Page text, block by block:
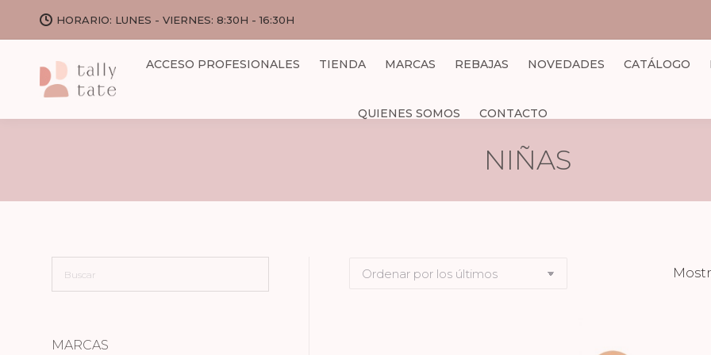
HORARIO: LUNES - VIERNES: 8:30H - 16:30H
ACCESO PROFESIONALES TIENDA MARCAS REBAJAS NOVEDADES CATÁLOGO
QUIENES SOMOS CONTACTO
NIÑAS
MARCAS